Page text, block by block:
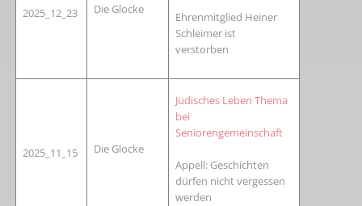
2025_12_23 Die Glocke
Ehrenmitglied Heiner
Schleimer ist
verstorben
2025_11_15 Die Glocke
Jüdisches Leben Thema
bei
Seniorengemeinschaft
Appell: Geschichten
dürfen nicht vergessen
werden